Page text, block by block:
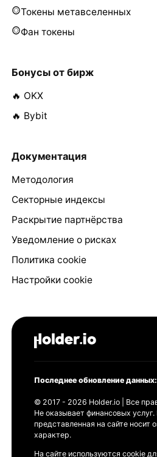
Токены метавселенных
Фан токены
Бонусы от бирж
🔥 OKX
🔥 Bybit
Документация
Методология
Секторные индексы
Раскрытие партнёрства
Уведомление о рисках
Политика cookie
Настройки cookie
Последнее обновление
© 2017 - 2026 Holder.io | Все
Не оказывает финансовых
представленная на сайте носит
характер.
На сайте используются cookie